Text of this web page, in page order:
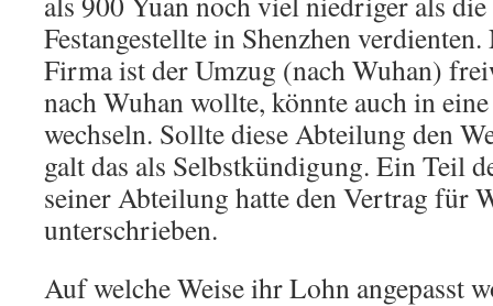
Festangestellte in Shenzhen
Firma ist der Umzug (nach Wuhan)
nach Wuhan wollte, könnte auch in
wechseln. Sollte diese Abteilung den
galt das als Selbstkündigung. Ein Teil
seiner Abteilung hatte den Vertrag für
unterschrieben.
Auf welche Weise ihr Lohn angepasst